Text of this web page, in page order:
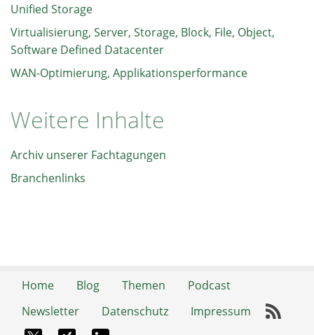
Unified Storage
Virtualisierung, Server, Storage, Block, File, Object,
Software Defined Datacenter
WAN-Optimierung, Applikationsperformance
Weitere Inhalte
Archiv unserer Fachtagungen
Branchenlinks
Home Blog Themen
Podcast
Newsletter
Datenschutz Impressum